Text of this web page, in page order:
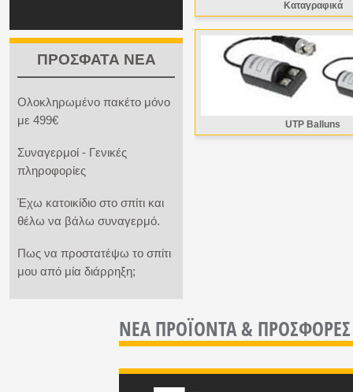
ΠΡΟΣΦΑΤΑ ΝΕΑ
Ολοκληρωμένο πακέτο μόνο
με 499€
Συναγερμοί - Γενικές
πληροφορίες
Έχω κατοικίδιο στο σπίτι και
θέλω να βάλω συναγερμό.
Πως να προστατέψω το σπίτι
μου από μία διάρρηξη;
Καταγραφικά
UTP Balluns
ΝΕΑ ΠΡΟΪΟΝΤΑ & ΠΡΟΣΦΟΡΕΣ